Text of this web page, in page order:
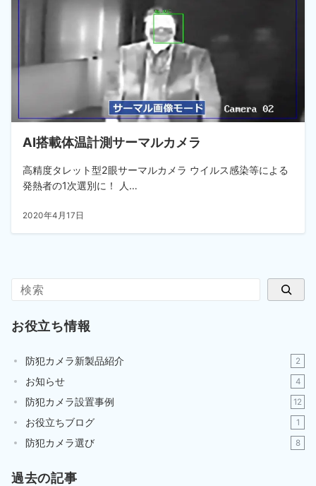
AI搭載体温計測サーマルカメラ
高精度タレット型2眼サーマルカメラ ウイルス感染等による
発熱者の1次選別に！ 人…
2020年4月17日
検索
お役立ち情報
防犯カメラ新製品紹介 2
お知らせ 4
防犯カメラ設置事例 12
お役立ちブログ 1
防犯カメラ選び 8
過去の記事